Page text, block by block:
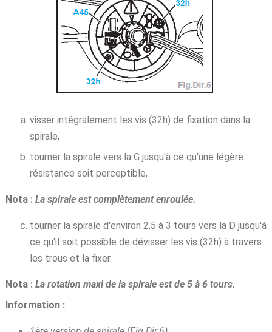
visser intégralement les vis (32h) de fixation dans la
spirale,
tourner la spirale vers la G jusqu'à ce qu'une légère
résistance soit perceptible,
Nota : La spirale est complètement enroulée.
tourner la spirale d'environ 2,5 à 3 tours vers la D jusqu'à
ce qu'il soit possible de dévisser les vis (32h) à travers
les trous et la fixer.
Nota : La rotation maxi de la spirale est de 5 à 6 tours.
Information :